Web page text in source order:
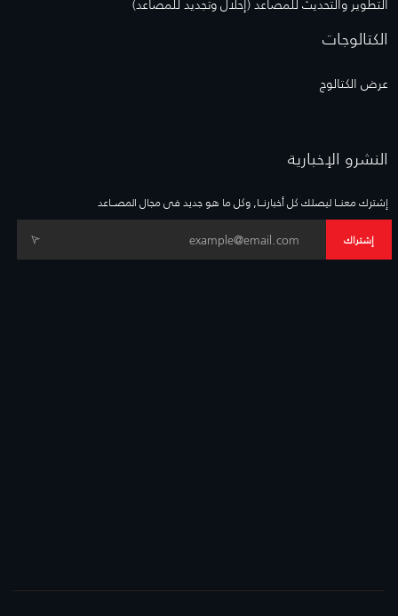
الكتالوجات
عرض الكتالوج
النشرو الإخبارية
إشترك معنــا ليصلك كل أخبارنــا, وكل ما هو جديد فى مجال المصــاعد